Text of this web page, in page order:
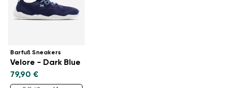
Barfuß Sneakers
Velore - Dark Blue
79,90 €